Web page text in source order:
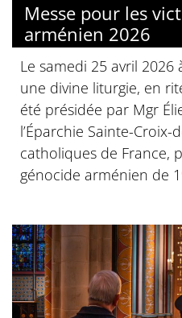
Messe pour les
arménien 2026
Le samedi 25 avril
une divine liturgie, en
été présidée par Mgr
l’Éparchie Sainte-
catholiques de France,
génocide arménien de